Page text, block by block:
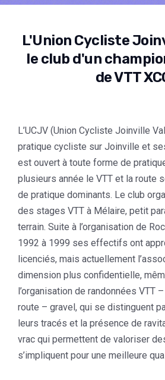
L'Union Cycliste
le club d'un
de VTT
L’UCJV (Union Cycliste Joinville
pratique cycliste sur Joinville et
est ouvert à toute forme de
plusieurs année le VTT et la route
de pratique dominants. Le club
des stages VTT à Mélaire, petit
terrain. Suite à l’organisation de
1992 à 1999 ses effectifs ont
licenciés, mais actuellement
dimension plus confidentielle,
l’organisation de randonnées VTT
route – gravel, qui se distinguent
leurs tracés et la présence de
vrac qui permettent de valoriser
s’impliquent pour une meilleure